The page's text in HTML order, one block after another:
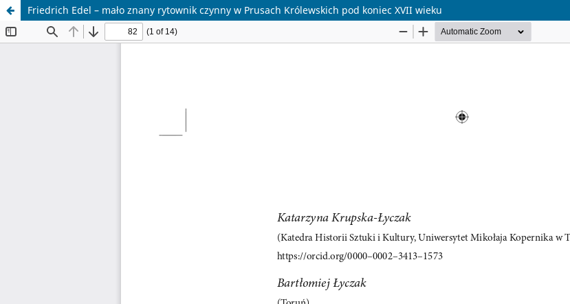
Friedrich Edel – mało znany rytownik czynny w Prusach Królewskich pod koniec XVII wieku